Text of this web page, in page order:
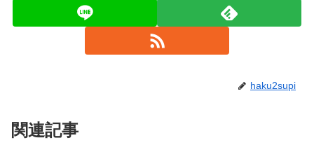
haku2supi
関連記事